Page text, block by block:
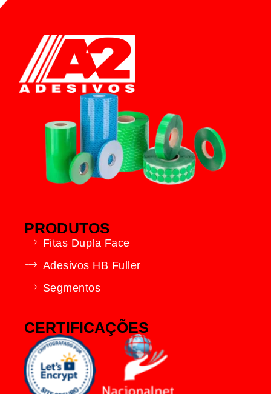
PRODUTOS
Fitas Dupla Face
Adesivos HB Fuller
Segmentos
CERTIFICAÇÕES